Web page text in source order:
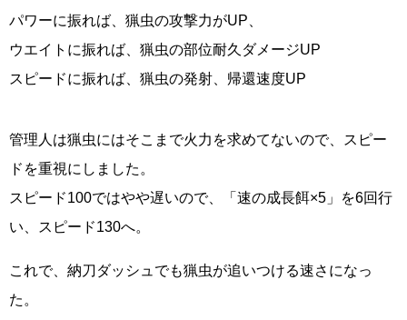
パワーに振れば、猟虫の攻撃力がUP、
ウエイトに振れば、猟虫の部位耐久ダメージUP
スピードに振れば、猟虫の発射、帰還速度UP
管理人は猟虫にはそこまで火力を求めてないので、スピー
ドを重視にしました。
スピード100ではやや遅いので、「速の成長餌×5」を6回行
い、スピード130へ。
これで、納刀ダッシュでも猟虫が追いつける速さになっ
た。